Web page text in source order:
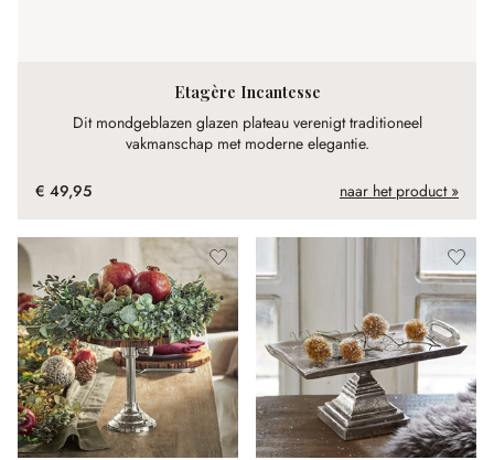
Etagère Incantesse
Dit mondgeblazen glazen plateau verenigt traditioneel
vakmanschap met moderne elegantie.
€ 49,95 naar het product »